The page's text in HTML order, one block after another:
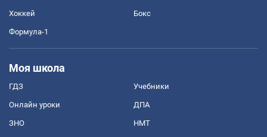
Хоккей Бокс
Формула-1
Моя школа
ГДЗ Учебники
Онлайн уроки ДПА
ЗНО НМТ